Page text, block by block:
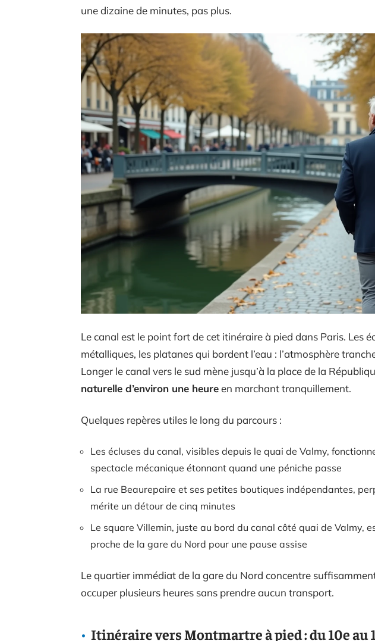
une dizaine de minutes, pas plus.
Le canal est le point fort de cet itinéraire à pied dans Paris. Les
métalliques, les platanes qui bordent l’eau : l’atmosphère
Longer le canal vers le sud mène jusqu’à la place de la
naturelle d’environ une heureen marchant tranquillement.
Quelques repères utiles le long du parcours :
Les écluses du canal, visibles depuis le quai de Valmy,
spectacle mécanique étonnant quand une péniche passe
La rue Beaurepaire et ses petites boutiques indépendantes,
mérite un détour de cinq minutes
Le square Villemin, juste au bord du canal côté quai de Valmy,
proche de la gare du Nord pour une pause assise
Le quartier immédiat de la gare du Nord concentre
occuper plusieurs heures sans prendre aucun transport.
Itinéraire vers Montmartre à pied : du 10e au